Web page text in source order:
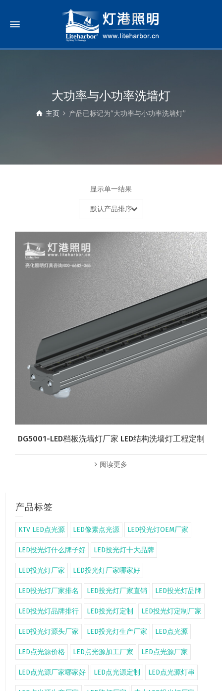
大功率与小功率洗墙灯
主页 产品已标记为“大功率与小功率洗墙灯”
显示单一结果
默认产品排序
DG5001-LED档板洗墙灯厂家 LED结构洗墙灯工程定制
阅读更多
产品标签
KTV LED点光源 LED像素点光源 LED投光灯OEM厂家
LED投光灯什么牌子好 LED投光灯十大品牌
LED投光灯厂家 LED投光灯厂家哪家好
LED投光灯厂家排名 LED投光灯厂家直销 LED投光灯品牌
LED投光灯品牌排行 LED投光灯定制 LED投光灯定制厂家
LED投光灯源头厂家 LED投光灯生产厂家 LED点光源
LED点光源价格 LED点光源加工厂家 LED点光源厂家
LED点光源厂家哪家好 LED点光源定制 LED点光源灯串